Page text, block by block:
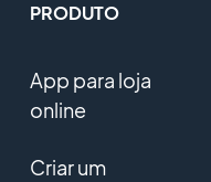
PRODUTO
App para loja
online
Criar um